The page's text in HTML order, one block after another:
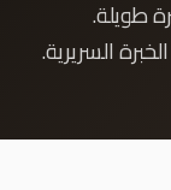
طويلة.